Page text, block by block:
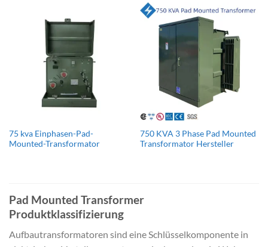
75 kva Einphasen-Pad-
Mounted-Transformator
750 KVA 3 Phase Pad Mounted
Transformator Hersteller
Pad Mounted Transformer
Produktklassifizierung
Aufbautransformatoren sind eine Schlüsselkomponente in